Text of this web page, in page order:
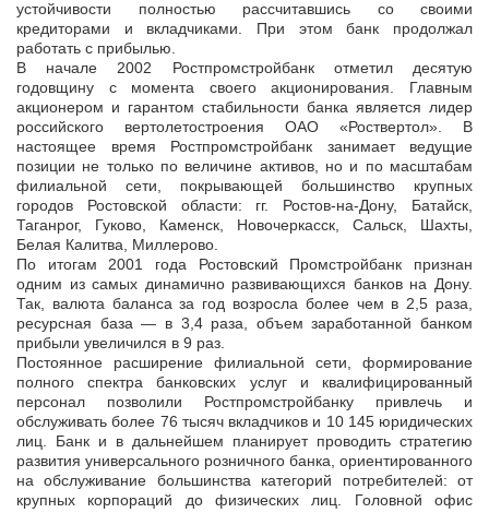
устойчивости полностью рассчитавшись со своими
кредиторами и вкладчиками. При этом банк продолжал
работать с прибылью.
В начале 2002 Ростпромстройбанк отметил десятую
годовщину с момента своего акционирования. Главным
акционером и гарантом стабильности банка является лидер
российского вертолетостроения ОАО «Роствертол». В
настоящее время Ростпромстройбанк занимает ведущие
позиции не только по величине активов, но и по масштабам
филиальной сети, покрывающей большинство крупных
городов Ростовской области: гг. Ростов-на-Дону, Батайск,
Таганрог, Гуково, Каменск, Новочеркасск, Сальск, Шахты,
Белая Калитва, Миллерово.
По итогам 2001 года Ростовский Промстройбанк признан
одним из самых динамично развивающихся банков на Дону.
Так, валюта баланса за год возросла более чем в 2,5 раза,
ресурсная база — в 3,4 раза, объем заработанной банком
прибыли увеличился в 9 раз.
Постоянное расширение филиальной сети, формирование
полного спектра банковских услуг и квалифицированный
персонал позволили Ростпромстройбанку привлечь и
обслуживать более 76 тысяч вкладчиков и 10 145 юридических
лиц. Банк и в дальнейшем планирует проводить стратегию
развития универсального розничного банка, ориентированного
на обслуживание большинства категорий потребителей: от
крупных корпораций до физических лиц. Головной офис